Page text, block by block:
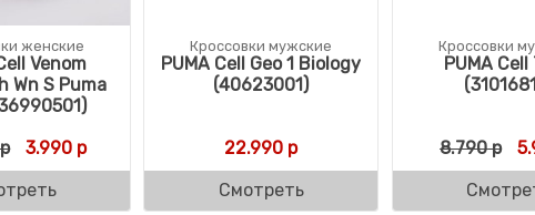
8.790 р.
р.
женские
Venom
Wn S Puma
Первоначальная цена составляла 12.990 р.
3.990 рТекущая цена: 3.990 р.
Кроссовки мужские
PUMA Cell Geo 1 Biology
(40623001)
22.990 р
Смотреть
Кроссовки
PUMA
8.790р